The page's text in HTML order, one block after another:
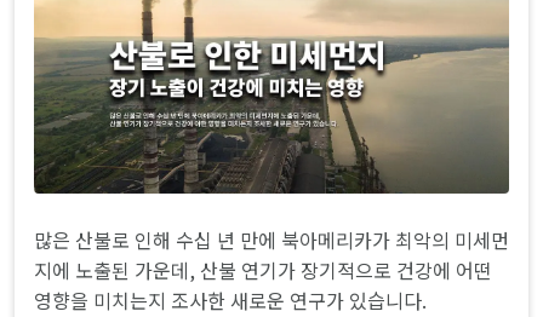
많은 산불로 인해 수십 년 만에 북아메리카가 최악의 미세먼
지에 노출된 가운데, 산불 연기가 장기적으로 건강에 어떤
영향을 미치는지 조사한 새로운 연구가 있습니다.